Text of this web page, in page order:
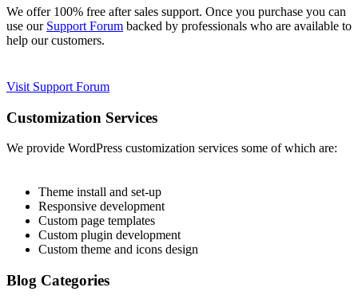
We offer 100% free after sales support. Once you purchase you can
use our Support Forum backed by professionals who are available to
help our customers.
Visit Support Forum
Customization Services
We provide WordPress customization services some of which are:
Theme install and set-up
Responsive development
Custom page templates
Custom plugin development
Custom theme and icons design
Blog Categories